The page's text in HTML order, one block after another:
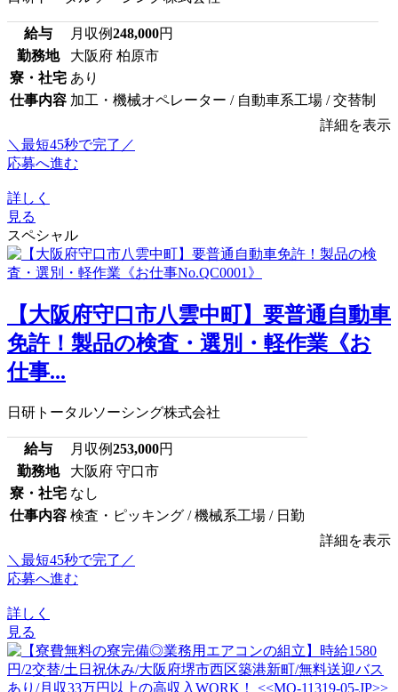
給与 月収例248,000円
勤務地
大阪府 柏原市
寮・社宅 あり
仕事内容 加工・機械オペレーター / 自動車系工場 / 交替制
詳細を表示
＼最短45秒で完了／
応募へ進む
詳しく
見る
スペシャル
【大阪府守口市八雲中町】要普通自動車
免許！製品の検査・選別・軽作業《お
仕事...
日研トータルソーシング株式会社
給与 月収例253,000円
勤務地
大阪府 守口市
寮・社宅 なし
仕事内容 検査・ピッキング / 機械系工場 / 日勤
詳細を表示
＼最短45秒で完了／
応募へ進む
詳しく
見る